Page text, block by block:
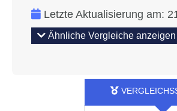
Letzte Aktualisierung am:
Ähnliche Vergleiche anzeigen